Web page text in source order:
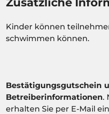
Kinder können
schwimmen können.
Bestätigungsgutschein
Betreiberinformationen.
erhalten Sie per E-Mail